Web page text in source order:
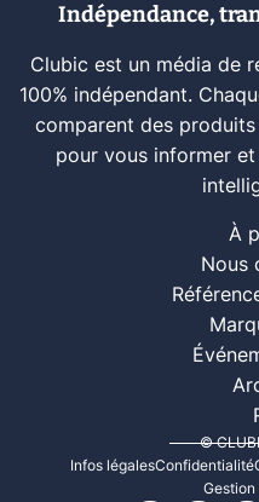
Indépendance,
Clubic est un média de
100% indépendant.
comparent des
pour vous informer
À
Nous
©
Infos légalesConfidentialité
Gestion